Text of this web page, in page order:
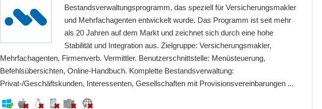
Bestandsverwaltungsprogramm, das speziell für Versicherungsmakler
und Mehrfachagenten entwickelt wurde. Das Programm ist seit mehr
als 20 Jahren auf dem Markt und zeichnet sich durch eine hohe
Stabilität und Integration aus. Zielgruppe: Versicherungsmakler,
Mehrfachagenten, Firmenverb. Vermittler. Benutzerschnittstelle: Menüsteuerung,
Befehlsübersichten, Online-Handbuch. Komplette Bestandsverwaltung:
Privat-/Geschäftskunden, Interessenten, Gesellschaften mit Provisionsvereinbarungen ...